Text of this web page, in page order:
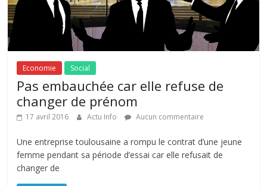
Economie Social
Pas embauchée car elle refuse de
changer de prénom
17 avril 2016 Actu Info Aucun commentaire
Une entreprise toulousaine a rompu le contrat d’une jeune
femme pendant sa période d’essai car elle refusait de
changer de